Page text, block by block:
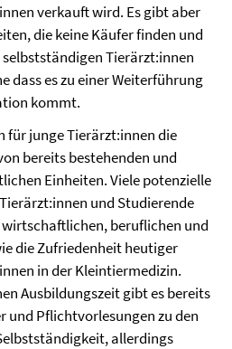
verkauft wird. Es gibt aber
die keine Käufer finden und
Tierärzt:innen
dass es zu einer Weiterführung
kommt.
für junge Tierärzt:innen die
bereits bestehenden und
Einheiten. Viele potenzielle
und Studierende
beruflichen und
die Zufriedenheit heutiger
in der Kleintiermedizin.
Ausbildungszeit gibt es bereits
und Pflichtvorlesungen zu den
allerdings